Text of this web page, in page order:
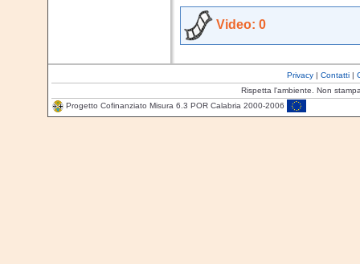
Video: 0
Privacy| Contatti|
Rispetta l'ambiente. Non
Progetto Cofinanziato Misura 6.3 POR Calabria 2000-2006